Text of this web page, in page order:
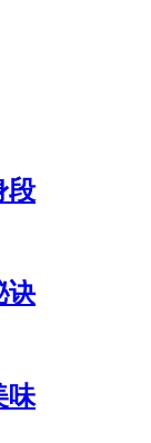
段
诀
味